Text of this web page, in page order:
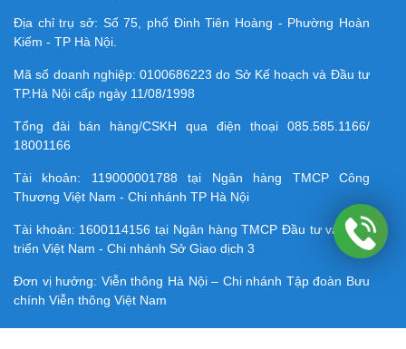
Địa chỉ trụ sở: Số 75, phố Đinh Tiên Hoàng - Phường Hoàn
Kiếm - TP Hà Nội.
Mã số doanh nghiệp:0100686223 do Sở Kế hoạch và Đầu tư
TP.Hà Nội cấp ngày 11/08/1998
Tổng đài bán hàng/CSKH qua điện thoại 085.585.1166/
18001166
Tài khoản: 119000001788 tại Ngân hàng TMCP Công
Thương Việt Nam - Chi nhánh TP Hà Nội
Tài khoản: 1600114156 tại Ngân hàng TMCP Ðầu tư và Phát
triển Việt Nam - Chi nhánh Sở Giao dịch 3
Đơn vị hưởng: Viễn thông Hà Nội – Chi nhánh Tập đoàn Bưu
chính Viễn thông Việt Nam